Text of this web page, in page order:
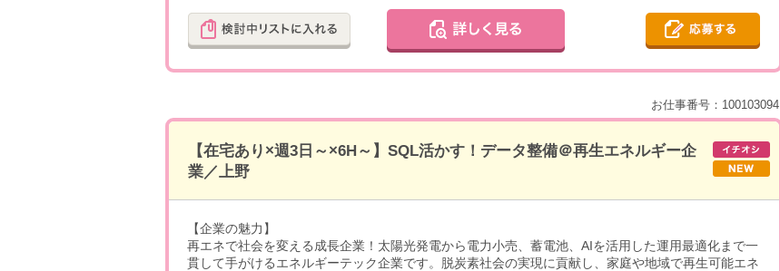
お仕事番号：100103094
【在宅あり×週3日～×6H～】SQL活かす！データ整備＠再生エネルギー企
業／上野
【企業の魅力】
再エネで社会を変える成長企業！太陽光発電から電力小売、蓄電池、AIを活用した運用最適化まで一
貫して手がけるエネルギーテック企業です。脱炭素社会の実現に貢献し、家庭や地域で再生可能エネ